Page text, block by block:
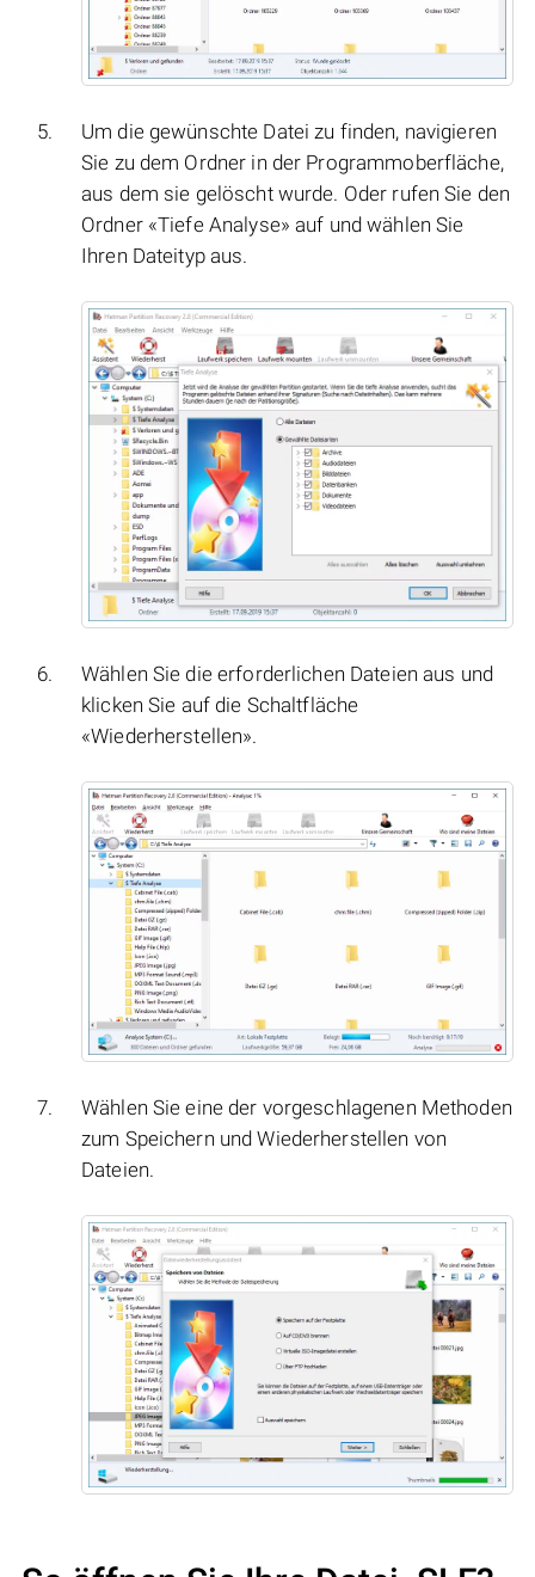
Um die gewünschte Datei zu finden, navigieren
Sie zu dem Ordner in der Programmoberfläche,
aus dem sie gelöscht wurde. Oder rufen Sie den
Ordner «Tiefe Analyse» auf und wählen Sie
Ihren Dateityp aus.
Wählen Sie die erforderlichen Dateien aus und
klicken Sie auf die Schaltfläche
«Wiederherstellen».
Wählen Sie eine der vorgeschlagenen Methoden
zum Speichern und Wiederherstellen von
Dateien.